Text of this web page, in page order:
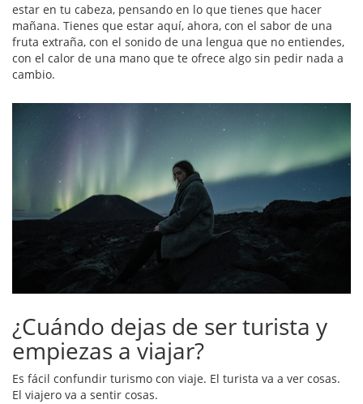
estar en tu cabeza, pensando en lo que tienes que hacer
mañana. Tienes que estar aquí, ahora, con el sabor de una
fruta extraña, con el sonido de una lengua que no entiendes,
con el calor de una mano que te ofrece algo sin pedir nada a
cambio.
¿Cuándo dejas de ser turista y
empiezas a viajar?
Es fácil confundir turismo con viaje. El turista va a ver cosas.
El viajero va a sentir cosas.